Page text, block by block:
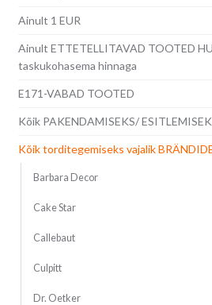
Ainult 1 EUR
Ainult ETTETELLITAVAD TOOTED
taskukohasema hinnaga
E171-VABAD TOOTED
Kõik PAKENDAMISEKS/
Kõik torditegemiseks vajalik
Barbara Decor
Cake Star
Callebaut
Culpitt
Dr. Oetker